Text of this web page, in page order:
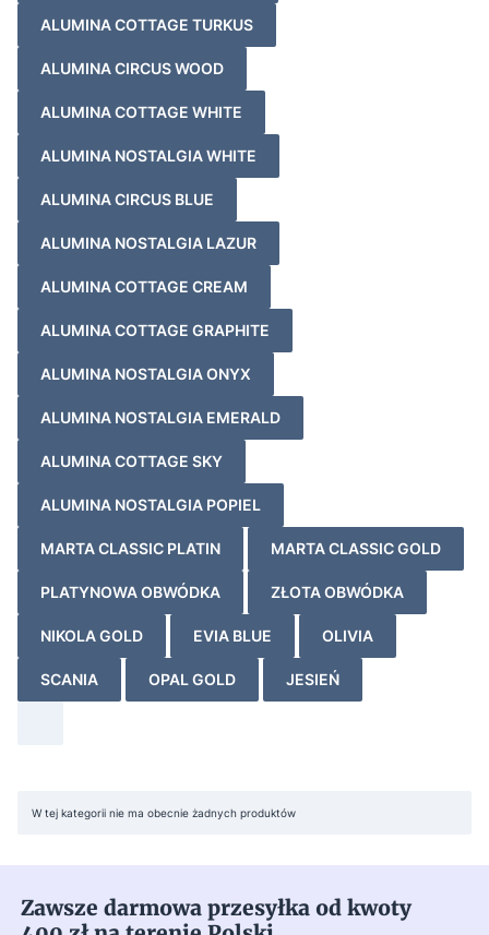
ALUMINA COTTAGE TURKUS
ALUMINA CIRCUS WOOD
ALUMINA COTTAGE WHITE
ALUMINA NOSTALGIA WHITE
ALUMINA CIRCUS BLUE
ALUMINA NOSTALGIA LAZUR
ALUMINA COTTAGE CREAM
ALUMINA COTTAGE GRAPHITE
ALUMINA NOSTALGIA ONYX
ALUMINA NOSTALGIA EMERALD
ALUMINA COTTAGE SKY
ALUMINA NOSTALGIA POPIEL
MARTA CLASSIC PLATIN MARTA CLASSIC GOLD
PLATYNOWA OBWÓDKA ZŁOTA OBWÓDKA
NIKOLA GOLD EVIA BLUE OLIVIA
SCANIA OPAL GOLD JESIEŃ
Lista produktów
W tej kategorii nie ma obecnie żadnych produktów
Zawsze darmowa przesyłka od kwoty